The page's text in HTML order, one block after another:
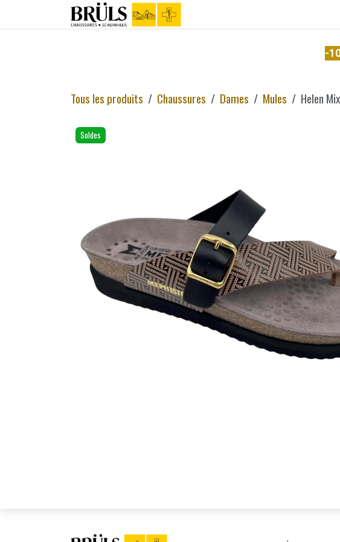
Se rendre au contenu
-
Tous les produits Chaussures Dames Mules Helen Mix
Soldes